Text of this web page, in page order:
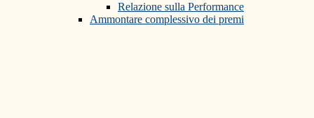
Relazione sulla Performance
Ammontare complessivo dei premi